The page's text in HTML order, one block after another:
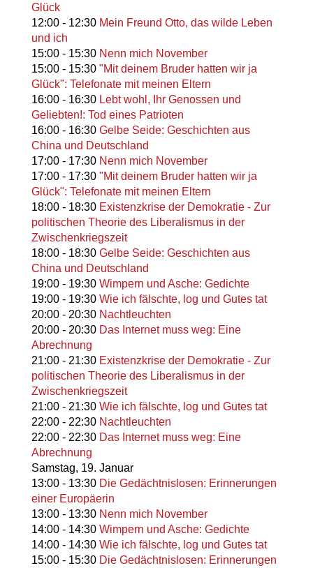
Glück
12:00- 12:30 Mein Freund Otto, das wilde Leben
und ich
15:00- 15:30 Nenn mich November
15:00- 15:30 "Mit deinem Bruder hatten wir ja
Glück": Telefonate mit meinen Eltern
16:00- 16:30 Lebt wohl, Ihr Genossen und
Geliebten!: Tod eines Patrioten
16:00- 16:30 Gelbe Seide: Geschichten aus
China und Deutschland
17:00- 17:30 Nenn mich November
17:00- 17:30 "Mit deinem Bruder hatten wir ja
Glück": Telefonate mit meinen Eltern
18:00- 18:30 Existenzkrise der Demokratie - Zur
politischen Theorie des Liberalismus in der
Zwischenkriegszeit
18:00- 18:30 Gelbe Seide: Geschichten aus
China und Deutschland
19:00- 19:30 Wimpern und Asche: Gedichte
19:00- 19:30 Wie ich fälschte, log und Gutes tat
20:00- 20:30 Nachtleuchten
20:00- 20:30 Das Internet muss weg: Eine
Abrechnung
21:00- 21:30 Existenzkrise der Demokratie - Zur
politischen Theorie des Liberalismus in der
Zwischenkriegszeit
21:00- 21:30 Wie ich fälschte, log und Gutes tat
22:00- 22:30 Nachtleuchten
22:00- 22:30 Das Internet muss weg: Eine
Abrechnung
Samstag, 19. Januar
13:00- 13:30 Die Gedächtnislosen: Erinnerungen
einer Europäerin
13:00- 13:30 Nenn mich November
14:00- 14:30 Wimpern und Asche: Gedichte
14:00- 14:30 Wie ich fälschte, log und Gutes tat
15:00- 15:30 Die Gedächtnislosen: Erinnerungen